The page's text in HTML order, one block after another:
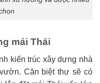
mái Thái
kiến trúc xây dựng nhà
Căn biệt thự sẽ có